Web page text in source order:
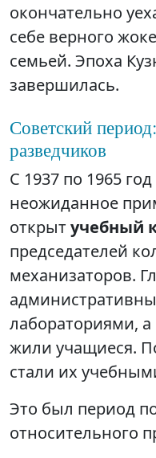
окончательно
себе верного
семьей. Эпоха
завершилась.
Советский
разведчиков
С 1937 по 1965
неожиданное
открыт учебный
председателей
механизаторов.
лабораториями,
жили учащиеся.
стали их
Это был период
относительного